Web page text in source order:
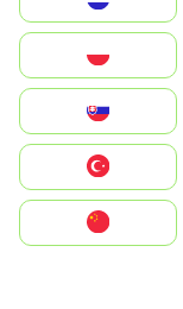
United States
中國香港特別行政區